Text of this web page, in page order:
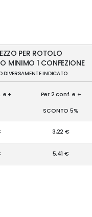
PER ROTOLO
MINIMO 1 CONFEZIONE
DIVERSAMENTE INDICATO
e + Per 2 conf. e +
SCONTO 5%
3,22 €
5,41 €